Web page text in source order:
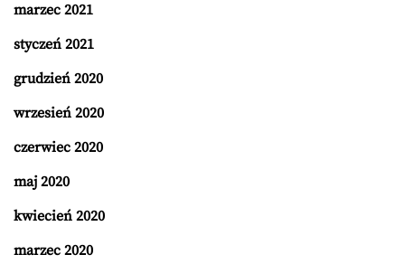
marzec 2021
styczeń 2021
grudzień 2020
wrzesień 2020
czerwiec 2020
maj 2020
kwiecień 2020
marzec 2020